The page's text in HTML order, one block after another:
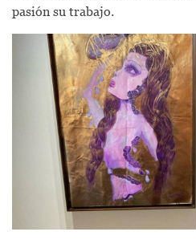
pasión su trabajo.